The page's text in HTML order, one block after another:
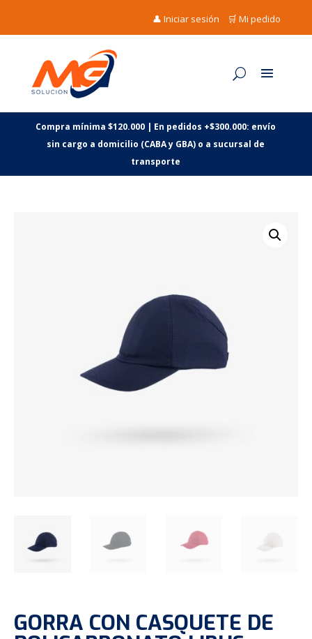
👤 Iniciar sesión 🛒 Mi pedido
Compra mínima $120.000 | En pedidos +$300.000: envío
sin cargo a domicilio (CABA y GBA) o a sucursal de
transporte
GORRA CON CASQUETE DE